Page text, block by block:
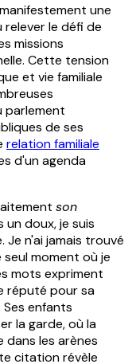
une
relever le défi de
missions
Cette tension
et vie familiale
parlement
de ses
relation familiale
d'un agenda
son
un doux, je suis
Je n'ai jamais trouvé
moment où je
mots expriment
réputé pour sa
Ses enfants
la garde, où la
dans les arènes
citation révèle